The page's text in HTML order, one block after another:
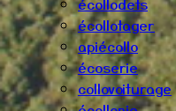
écollotager
apiécollo
écoserie
collovoiturage